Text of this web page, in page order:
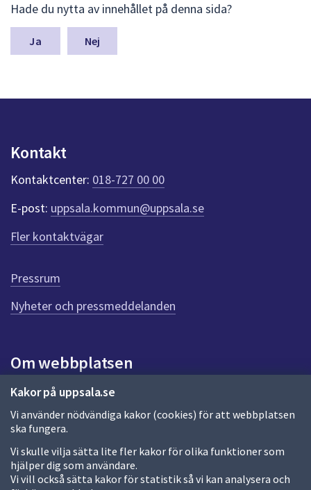
Kakor på uppsala.se
Vi använder nödvändiga kakor (cookies) för att webbplatsen
ska fungera.
Vi skulle vilja sätta lite fler kakor för olika funktioner som
hjälper dig som användare.
Vi vill också sätta kakor för statistik så vi kan analysera och
ä
m
a
n
k
t
e
r
f
ö
r
e
n
n
a
d
a
Hade du nytta av innehållet på denna sida?
Nej
Kontakt
Kontaktcenter: 018-727 00 00
E-post: uppsala.kommun@uppsala.se
Fler kontaktvägar
Pressrum
Nyheter och pressmeddelanden
Om webbplatsen
Om webbplatsen
Allmänna handlingar och diarium
Behandling av personuppgifter
Kakor